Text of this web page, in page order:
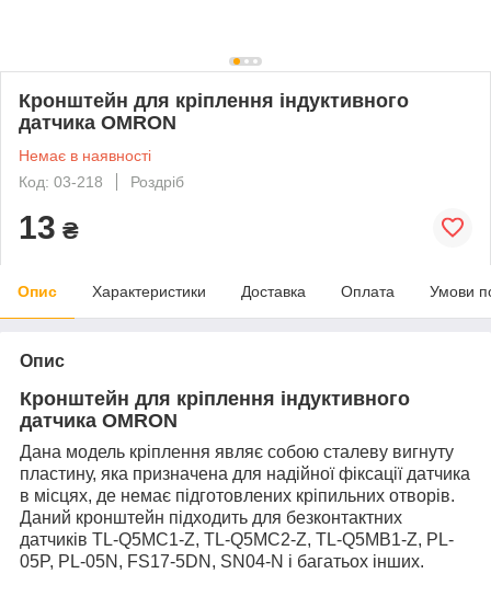
Кронштейн для кріплення індуктивного
датчика OMRON
Немає в наявності
Код: 03-218
Роздріб
13 ₴
Опис Характеристики Доставка Оплата Умови
Опис
Кронштейн для кріплення індуктивного
датчика OMRON
Дана модель кріплення являє собою сталеву вигнуту
пластину, яка призначена для надійної фіксації датчика
в місцях, де немає підготовлених кріпильних отворів.
Даний кронштейн підходить для безконтактних
датчиків TL-Q5MC1-Z, TL-Q5MC2-Z, TL-Q5MB1-Z, PL-
05P, PL-05N, FS17-5DN, SN04-N і багатьох інших.